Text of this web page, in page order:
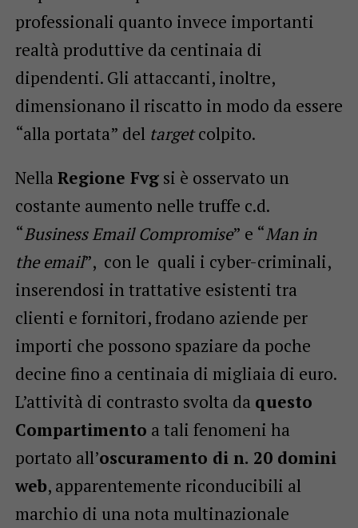
professionali quanto invece importanti
realtà produttive da centinaia di
dipendenti. Gli attaccanti, inoltre,
dimensionano il riscatto in modo da essere
“alla portata” del targetcolpito.
Nella Regione Fvgsi è osservato un
costante aumento nelle truffe c.d.
“Business Email Compromise” e “Man in
the email”, con le quali i cyber-criminali,
inserendosi in trattative esistenti tra
clienti e fornitori, frodano aziende per
importi che possono spaziare da poche
decine fino a centinaia di migliaia di euro.
L’attività di contrasto svolta da questo
Compartimento a tali fenomeni ha
portato all’oscuramento di n. 20 domini
web, apparentemente riconducibili al
marchio di una nota multinazionale